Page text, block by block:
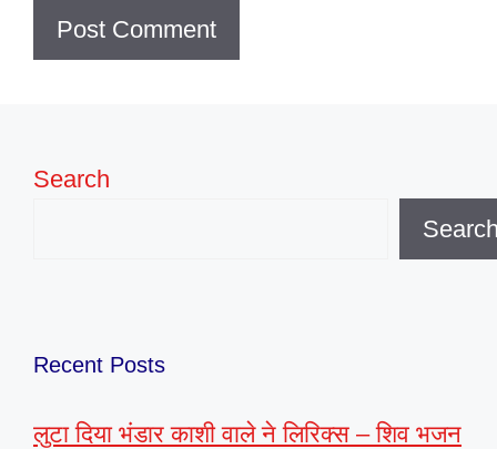
Search
Recent Posts
लुटा दिया भंडार काशी वाले ने लिरिक्स – शिव भजन